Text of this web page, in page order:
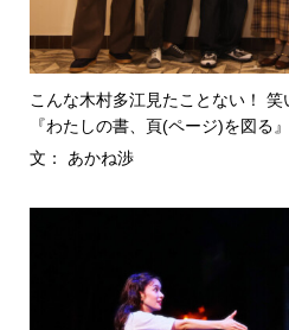
こんな木村多江見たことない！
『わたしの書、頁(ページ)を図る
文： あかね渉